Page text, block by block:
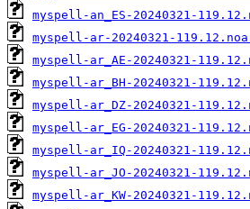
myspell-an_ES-20240321-
myspell-ar-20240321-
myspell-ar_AE-20240321-
myspell-ar_BH-20240321-
myspell-ar_DZ-20240321-
myspell-ar_EG-20240321-
myspell-ar_IQ-20240321-
myspell-ar_JO-20240321-
myspell-ar_KW-20240321-